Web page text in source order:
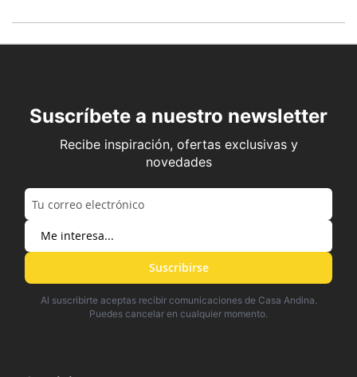
Suscríbete a nuestro newsletter
Recibe inspiración, ofertas exclusivas y
novedades
Suscribirse
Al suscribirte aceptas recibir comunicaciones de Casa Andina.
Puedes cancelar en cualquier momento.